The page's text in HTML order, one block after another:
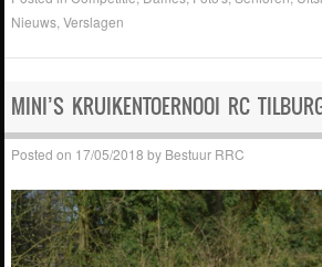
Nieuws ,Verslagen
MINI’S KRUIKENTOERNOOI RC
Posted on 17/05/2018 by Bestuur RRC